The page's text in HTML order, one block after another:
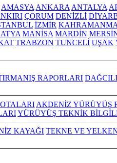
AMASYA ANKARA ANTALYA
ÇORUM DENİZLİ
İZMİR
MANİSA MARDİN
TRABZON TUNCELİ UŞAK
RAPORLARI
AKDENİZ YÜRÜYÜŞ
YÜRÜYÜŞ TEKNİK
KAYAĞI TEKNE VE